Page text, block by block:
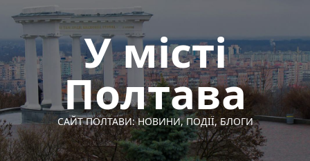
Перейти
вмісту
У місті
Полтава
САЙТ ПОЛТАВИ: НОВИНИ, ПОДІЇ, БЛОГИ